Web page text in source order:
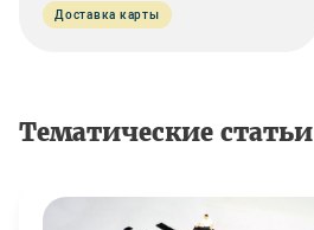
Доставка карты
Тематические статьи